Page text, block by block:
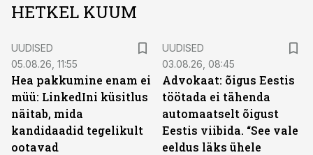
HETKEL KUUM
UUDISED
05.08.26, 11:55
Hea pakkumine enam ei
müü: LinkedIni küsitlus
näitab, mida
kandidaadid tegelikult
ootavad
UUDISED
03.08.26, 08:45
Advokaat: õigus Eestis
töötada ei tähenda
automaatselt õigust
Eestis viibida. “See vale
eeldus läks ühele